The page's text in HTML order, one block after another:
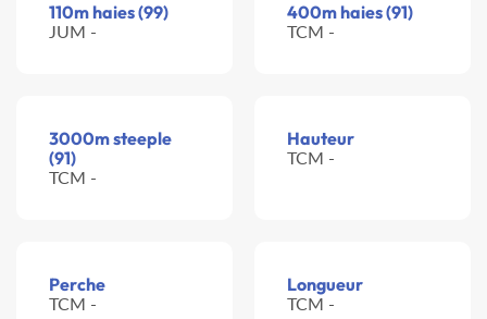
110m haies (99)
JUM -
400m haies (91)
TCM -
3000m steeple
(91)
TCM -
Hauteur
TCM -
Perche
TCM -
Longueur
TCM -